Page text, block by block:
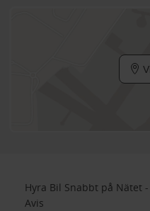
Hyra Bil Snabbt på
Avis